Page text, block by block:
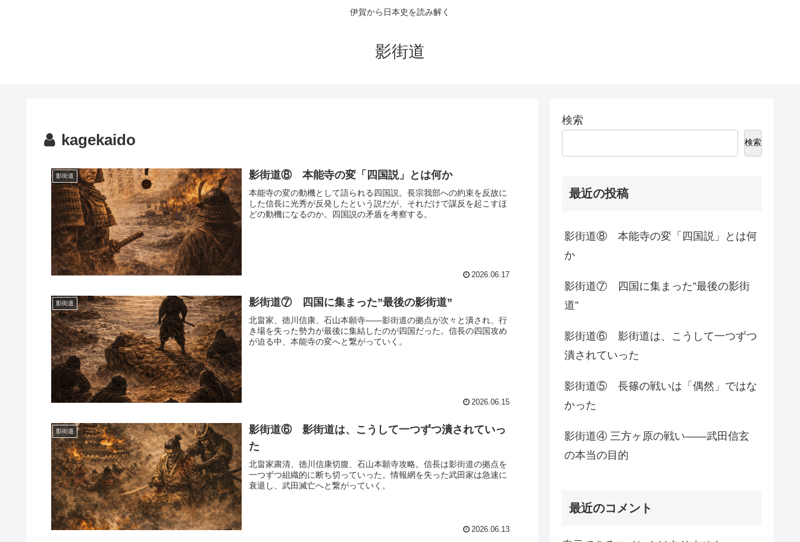
伊賀から日本史を読み解く
影街道
kagekaido
影街道 影街道⑧ 本能寺の変「四国説」とは何か
本能寺の変の動機として語られる四国説。長宗我部への約束を反故に
した信長に光秀が反発したという説だが、それだけで謀反を起こすほ
どの動機になるのか。四国説の矛盾を考察する。
2026.06.17
影街道 影街道⑦ 四国に集まった”最後の影街道”
北畠家、徳川信康、石山本願寺――影街道の拠点が次々と潰され、行
き場を失った勢力が最後に集結したのが四国だった。信長の四国攻め
が迫る中、本能寺の変へと繋がっていく。
2026.06.15
影街道
影街道⑥ 影街道は、こうして一つずつ潰されていっ
た
北畠家粛清、徳川信康切腹、石山本願寺攻略。信長は影街道の拠点を
一つずつ組織的に断ち切っていった。情報網を失った武田家は急速に
衰退し、武田滅亡へと繋がっていく。
2026.06.13
検索
検索
最近の投稿
影街道⑧ 本能寺の変「四国説」とは何
か
影街道⑦ 四国に集まった”最後の影街
道”
影街道⑥ 影街道は、こうして一つずつ
潰されていった
影街道⑤ 長篠の戦いは「偶然」ではな
かった
影街道④ 三方ヶ原の戦い――武田信玄
の本当の目的
最近のコメント